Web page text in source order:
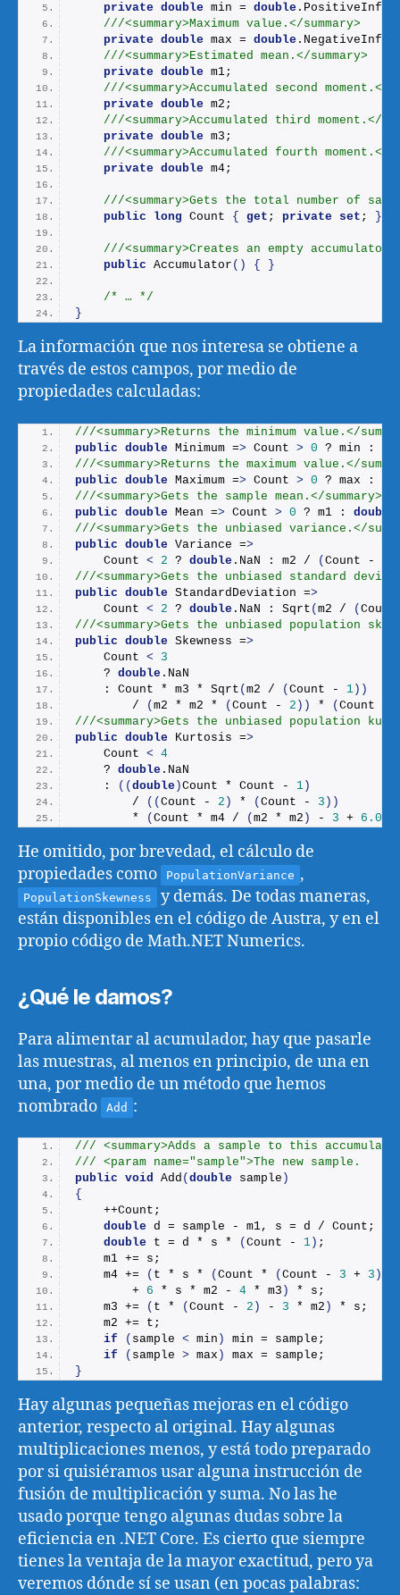
private double min = double .
///<summary>Maximum value.</summary>
private double max = double .
///<summary>Estimated mean.</summary>
private double m1;
///<summary>Accumulated second moment.</
private double m2;
///<summary>Accumulated third moment.</
private double m3;
///<summary>Accumulated fourth moment.</
private double m4;
///<summary>Gets the total number of
public
long Count { get ; private set ; }
///<summary>Creates an empty
public Accumulator () { }
/* … */
}
La información que nos interesa se obtiene a
través de estos campos, por medio de
propiedades calculadas:
///<summary>Returns the minimum value.</
public double Minimum => Count > 0 ? min :
///<summary>Returns the maximum value.</
public double Maximum => Count > 0 ? max :
///<summary>Gets the sample mean.</summary>
public double Mean => Count > 0 ? m1 : double
///<summary>Gets the unbiased variance.</
public double Variance =>
    Count
< 2 ? double . NaN : m2 / (Count -
///<summary>Gets the unbiased standard
public double StandardDeviation =>
    Count
< 2 ? double . NaN : Sqrt (m2 / (
///<summary>Gets the unbiased population
public double Skewness =>
    Count
<
3
    ?
double . NaN
    : Count * m3 *
Sqrt (m2 / (Count - 1))
        /
(m2 * m2 * (Count - 2 )) * (Count -
///<summary>Gets the unbiased population
public double Kurtosis =>
    Count
< 4
    ?
double . NaN
    :
((double)Count * Count - 1)
        /
((Count - 2 ) * (Count - 3 ))
        *
(Count * m4 / (m2 * m2 ) - 3 + 6.0
He omitido, por brevedad, el cálculo de
propiedades como
PopulationVariance ,
PopulationSkewness
y demás. De todas maneras,
están disponibles en el código de Austra, y en el
propio código de Math.NET Numerics.
¿Qué le damos?
Para alimentar al acumulador, hay que pasarle
las muestras, al menos en principio, de una en
una, por medio de un método que hemos
nombrado
Add :
/// <summary>Adds a sample to this
/// <param name="sample">The new sample.
public void Add ( double sample )
{
    ++Count;
double d = sample - m1, s = d / Count;
double t = d * s * ( Count - 1 ) ;
    m1 += s;
    m4 +=
( t * s * ( Count * ( Count - 3 + 3 )
        +
6 * s * m2 - 4 * m3 )
* s;
    m3 +=
( t * ( Count - 2 ) - 3 * m2 )
* s;
    m2 += t;
if
( sample < min )
min = sample;
if
( sample > max )
max = sample;
}
Hay algunas pequeñas mejoras en el código
anterior, respecto al original. Hay algunas
multiplicaciones menos, y está todo preparado
por si quisiéramos usar alguna instrucción de
fusión de multiplicación y suma. No las he
usado porque tengo algunas dudas sobre la
eficiencia en .NET Core. Es cierto que siempre
tienes la ventaja de la mayor exactitud, pero ya
veremos dónde sí se usan (en pocas palabras: